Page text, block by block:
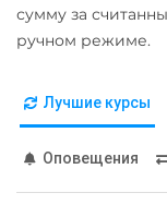
сумму за
ручном режиме.
Лучшие курсы
Оповещения